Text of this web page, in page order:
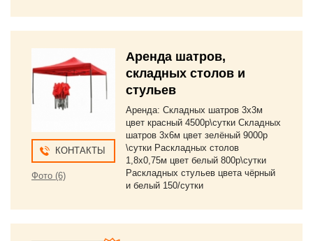
КОНТАКТЫ
Фото (6)
Аренда шатров,
складных столов и
стульев
Аренда: Складных шатров 3х3м
цвет красный 4500р\сутки Складных
шатров 3х6м цвет зелёный 9000р
\сутки Раскладных столов
1,8х0,75м цвет белый 800р\сутки
Раскладных стульев цвета чёрный
и белый 150/сутки